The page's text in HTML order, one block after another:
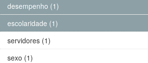
desempenho (1)
escolaridade (1)
servidores (1)
sexo (1)